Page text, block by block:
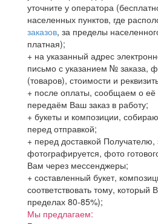
уточните у оператора
населенных пунктов, где
заказов, за пределы
платная);
+ на указанный адрес
письмо с указанием № заказа,
(товаров), стоимости и
+ после оплаты, сообщаем о её
передаём Ваш заказ в работу;
+ букеты и композиции,
перед отправкой;
+ перед доставкой Получателю,
фотографируется, фото
Вам через мессенджеры;
+ составленный букет,
соответствовать тому, который
пределах 80-85%);
Мы предлагаем: